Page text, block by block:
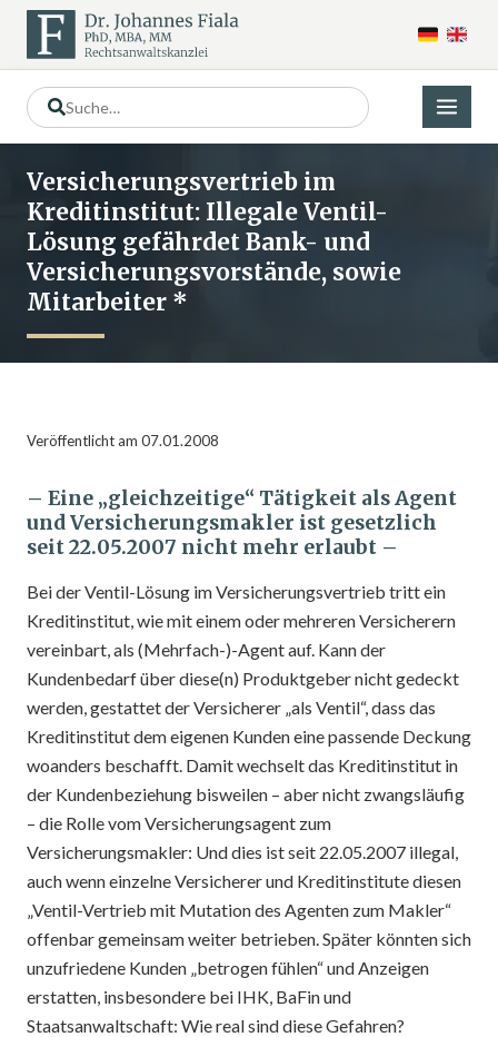
Versicherungsvertrieb im
Kreditinstitut: Illegale Ventil-
Lösung gefährdet Bank- und
Versicherungsvorstände, sowie
Mitarbeiter *
Veröffentlicht am 07.01.2008
– Eine „gleichzeitige“ Tätigkeit als Agent
und Versicherungsmakler ist gesetzlich
seit 22.05.2007 nicht mehr erlaubt –
Bei der Ventil-Lösung im Versicherungsvertrieb tritt ein
Kreditinstitut, wie mit einem oder mehreren Versicherern
vereinbart, als (Mehrfach-)-Agent auf. Kann der
Kundenbedarf über diese(n) Produktgeber nicht gedeckt
werden, gestattet der Versicherer „als Ventil“, dass das
Kreditinstitut dem eigenen Kunden eine passende Deckung
woanders beschafft. Damit wechselt das Kreditinstitut in
der Kundenbeziehung bisweilen – aber nicht zwangsläufig
– die Rolle vom Versicherungsagent zum
Versicherungsmakler: Und dies ist seit 22.05.2007 illegal,
auch wenn einzelne Versicherer und Kreditinstitute diesen
„Ventil-Vertrieb mit Mutation des Agenten zum Makler“
offenbar gemeinsam weiter betrieben. Später könnten sich
unzufriedene Kunden „betrogen fühlen“ und Anzeigen
erstatten, insbesondere bei IHK, BaFin und
Staatsanwaltschaft: Wie real sind diese Gefahren?